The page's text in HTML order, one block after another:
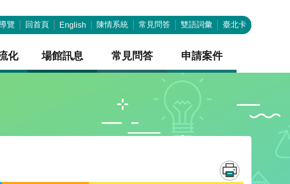
覽 回首頁 English 陳情系統 常見問答 雙語詞彙 臺北卡
化 場館訊息 常見問答 申請案件